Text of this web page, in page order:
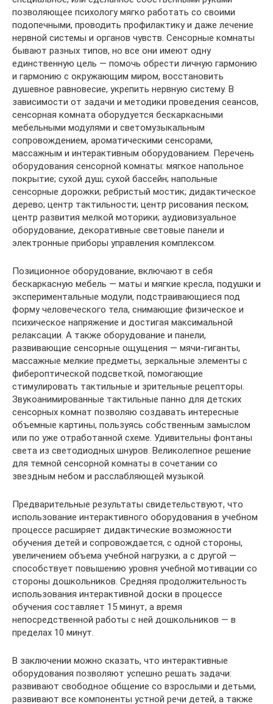
позволяющее психологу мягко работать со своими
подопечными, проводить профилактику и даже лечение
нервной системы и органов чувств. Сенсорные комнаты
бывают разных типов, но все они имеют одну
единственную цель — помочь обрести личную гармонию
и гармонию с окружающим миром, восстановить
душевное равновесие, укрепить нервную систему. В
зависимости от задачи и методики проведения сеансов,
сенсорная комната оборудуется бескаркасными
мебельными модулями и светомузыкальным
сопровождением, ароматическими сенсорами,
массажным и интерактивным оборудованием. Перечень
оборудования сенсорной комнаты: мягкое напольное
покрытие; сухой душ; сухой бассейн; напольные
сенсорные дорожки; ребристый мостик; дидактическое
дерево; центр тактильности; центр рисования песком;
центр развития мелкой моторики; аудиовизуальное
оборудование, декоративные световые панели и
электронные приборы управления комплексом.
Позиционное оборудование, включают в себя
бескаркасную мебель — маты и мягкие кресла, подушки и
экспериментальные модули, подстраивающиеся под
форму человеческого тела, снимающие физическое и
психическое напряжение и достигая максимальной
релаксации. А также оборудование и панели,
развивающие сенсорные ощущения — мячи-гиганты,
массажные мелкие предметы, зеркальные элементы с
фибероптической подсветкой, помогающие
стимулировать тактильные и зрительные рецепторы.
Звукоанимированные тактильные панно для детских
сенсорных комнат позволяю создавать интересные
объемные картины, пользуясь собственным замыслом
или по уже отработанной схеме. Удивительны фонтаны
света из светодиодных шнуров. Великолепное решение
для темной сенсорной комнаты в сочетании со
звездным небом и расслабляющей музыкой.
Предварительные результаты свидетельствуют, что
использование интерактивного оборудования в учебном
процессе расширяет дидактические возможности
обучения детей и сопровождается, с одной стороны,
увеличением объема учебной нагрузки, а с другой —
способствует повышению уровня учебной мотивации со
стороны дошкольников. Средняя продолжительность
использования интерактивной доски в процессе
обучения составляет 15 минут, а время
непосредственной работы с ней дошкольников — в
пределах 10 минут.
В заключении можно сказать, что интерактивные
оборудования позволяют успешно решать задачи:
развивают свободное общение со взрослыми и детьми,
развивают все компоненты устной речи детей, а также